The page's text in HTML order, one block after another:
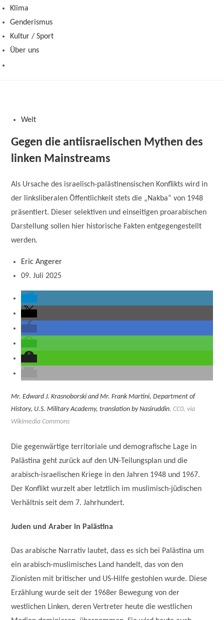
Klima
Genderismus
Kultur / Sport
Über uns
Welt
Gegen die antiisraelischen Mythen des
linken Mainstreams
Als Ursache des israelisch-palästinensischen Konflikts wird in
der linksliberalen Öffentlichkeit stets die „Nakba“ von 1948
präsentiert. Dieser selektiven und einseitigen proarabischen
Darstellung sollen hier historische Fakten entgegengestellt
werden.
Eric Angerer
09. Juli 2025
Mr. Edward J. Krasnoborski and Mr. Frank Martini, Department of
History, U.S. Military Academy, translation by Nasiruddin, CC0, via
Wikimedia Commons
Die gegenwärtige territoriale und demografische Lage in
Palästina geht zurück auf den UN-Teilungsplan und die
arabisch-israelischen Kriege in den Jahren 1948 und 1967.
Der Konflikt wurzelt aber letztlich im muslimisch-jüdischen
Verhältnis seit dem 7. Jahrhundert.
Juden und Araber in Palästina
Das arabische Narrativ lautet, dass es sich bei Palästina um
ein arabisch-muslimisches Land handelt, das von den
Zionisten mit britischer und US-Hilfe gestohlen wurde. Diese
Erzählung wurde seit der 1968er Bewegung von der
westlichen Linken, deren Vertreter heute die westlichen